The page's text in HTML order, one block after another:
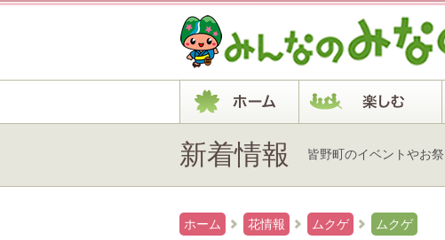
新着情報 皆野町のイベントやお
ホーム 花情報 ムクゲ ムクゲ